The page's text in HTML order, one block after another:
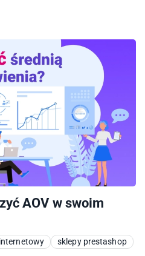
AOV w swoim
sklepy prestashop